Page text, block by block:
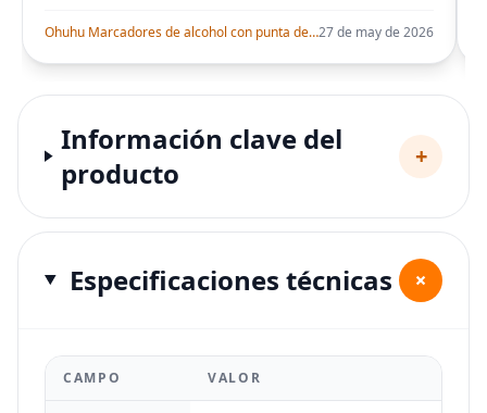
Ohuhu Marcadores de alcohol con punta de pincel – Juego de marcadores artísticos de doble punta con certificación AP para artistas adultos27 de may de 2026
Información clave del
producto
+
Especificaciones técnicas +
CAMPO VALOR